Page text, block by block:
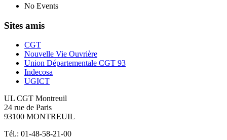
No Events
Sites amis
CGT
Nouvelle Vie Ouvrière
Union Départementale CGT 93
Indecosa
UGICT
UL CGT Montreuil
24 rue de Paris
93100 MONTREUIL
Tél.: 01-48-58-21-00